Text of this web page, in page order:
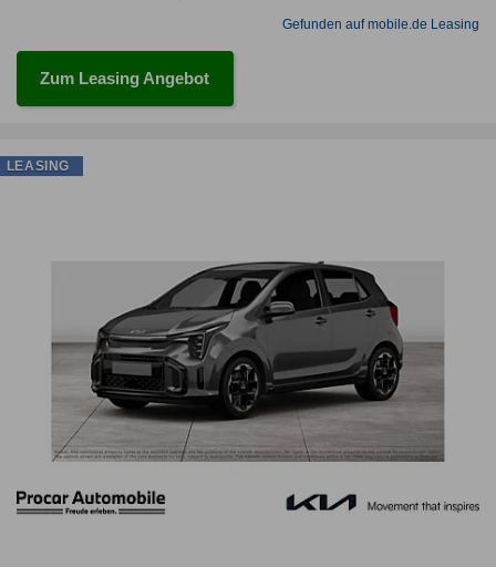
Gefunden auf mobile.de Leasing
Zum Leasing Angebot
LEASING